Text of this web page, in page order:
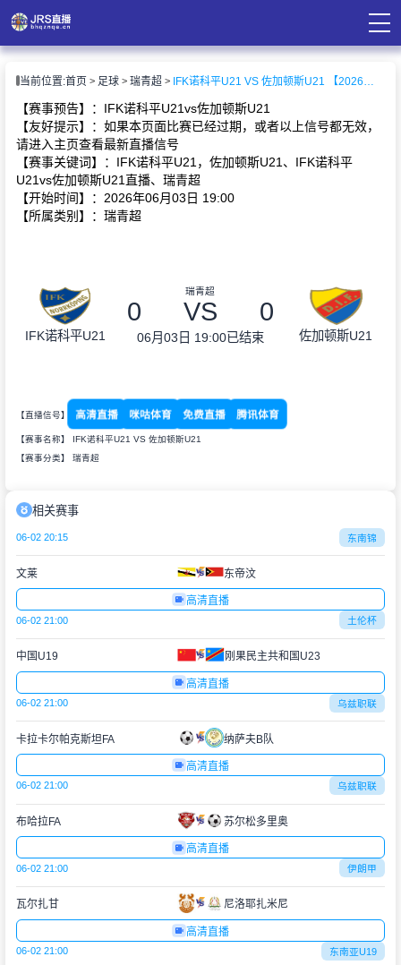
播
讯
当前位置:首页 足球 瑞青超 IFK诺科平U21 VS 佐加顿斯U21 【2026-06-03 19:00:00】
【赛事预告】：IFK诺科平U21vs佐加顿斯U21
【友好提示】：如果本页面比赛已经过期，或者以上信号都无效，
请进入主页查看最新直播信号
【赛事关键词】：IFK诺科平U21，佐加顿斯U21、IFK诺科平
U21vs佐加顿斯U21直播、瑞青超
【开始时间】：2026年06月03日 19:00
【所属类别】：瑞青超
IFK诺科平U21
瑞青超
0 VS 0
06月03日 19:00已结束 佐加顿斯U21
【直播信号】 高清直播 咪咕体育 免费直播 腾讯体育
【赛事名称】 IFK诺科平U21 VS 佐加顿斯U21
【赛事分类】 瑞青超
相关赛事
06-02 20:15 东南锦
文莱 东帝汶
高清直播
06-02 21:00 土伦杯
中国U19 刚果民主共和国U23
高清直播
06-02 21:00 乌兹职联
卡拉卡尔帕克斯坦FA 纳萨夫B队
高清直播
06-02 21:00 乌兹职联
布哈拉FA 苏尔松多里奥
高清直播
06-02 21:00 伊朗甲
瓦尔扎甘 尼洛耶扎米尼
高清直播
06-02 21:00 东南亚U19